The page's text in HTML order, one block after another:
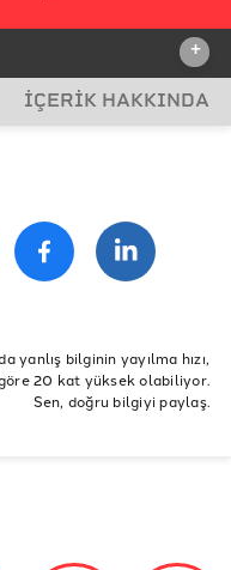
+
İÇERİK HAKKINDA
yanlış bilginin yayılma hızı,
20 kat yüksek olabiliyor.
Sen, doğru bilgiyi paylaş.